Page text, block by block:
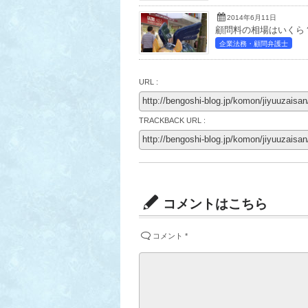
2014年6月11日
顧問料の相場はいくら
企業法務・顧問弁護士
URL :
TRACKBACK URL :
コメントはこちら
コメント *